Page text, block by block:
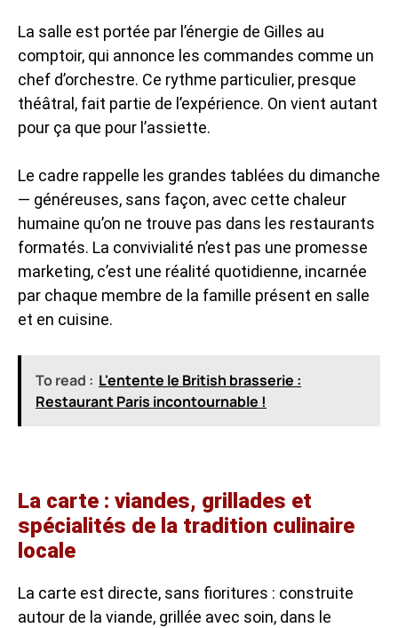
La salle est portée par l’énergie de Gilles au
comptoir, qui annonce les commandes comme un
chef d’orchestre. Ce rythme particulier, presque
théâtral, fait partie de l’expérience. On vient autant
pour ça que pour l’assiette.
Le cadre rappelle les grandes tablées du dimanche
— généreuses, sans façon, avec cette chaleur
humaine qu’on ne trouve pas dans les restaurants
formatés. La convivialité n’est pas une promesse
marketing, c’est une réalité quotidienne, incarnée
par chaque membre de la famille présent en salle
et en cuisine.
To read : L'entente le British brasserie :
Restaurant Paris incontournable !
La carte : viandes, grillades et
spécialités de la tradition culinaire
locale
La carte est directe, sans fioritures : construite
autour de la viande, grillée avec soin, dans le